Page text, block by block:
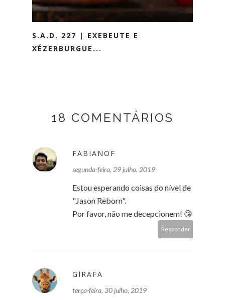
S.A.D. 227 | EXEBEUTE E
XÉZERBURGUE...
18 COMENTÁRIOS
FABIANOF
segunda-feira, 29 julho, 2019
Estou esperando coisas do nível de
"Jason Reborn".
Por favor, não me decepcionem! 😘
Responder
GIRAFA
terça-feira, 30 julho, 2019